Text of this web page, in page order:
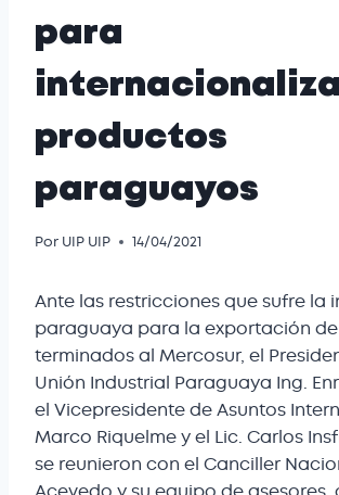
para
productos
paraguayos
Por UIP UIP 14/04/2021
Ante las restricciones que sufre la
paraguaya para la exportación
terminados al Mercosur, el
Unión Industrial Paraguaya Ing.
el Vicepresidente de Asuntos
Marco Riquelme y el Lic. Carlos
se reunieron con el Canciller